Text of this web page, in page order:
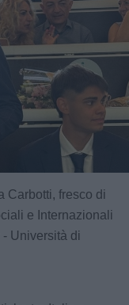
Carbotti, fresco di
e Internazionali
Università di